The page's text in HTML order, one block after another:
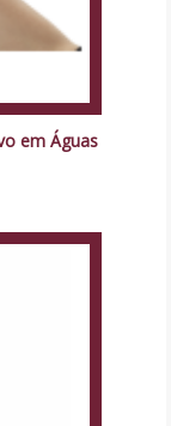
em Águas